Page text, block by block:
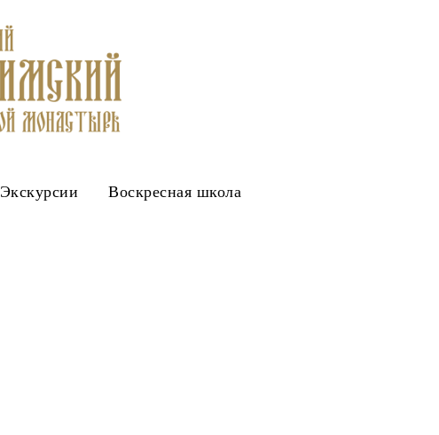
Экскурсии Воскресная школа